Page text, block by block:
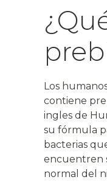
Los
contiene
ingles de
su fórmula
bacterias
encuentren
normal del